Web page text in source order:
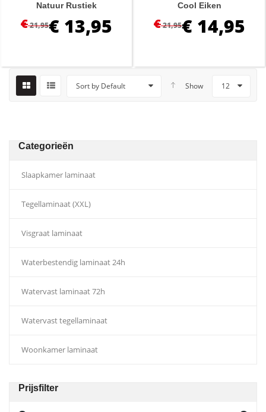
Natuur Rustiek
€21,95€ 13,95
Cool Eiken
€21,95€ 14,95
Sort by Default Show 12
Categorieën
Slaapkamer laminaat
Tegellaminaat (XXL)
Visgraat laminaat
Waterbestendig laminaat 24h
Watervast laminaat 72h
Watervast tegellaminaat
Woonkamer laminaat
Prijsfilter